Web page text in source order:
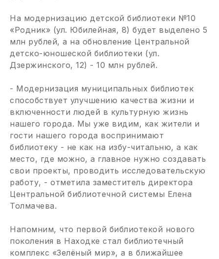
На модернизацию детской библиотеки №10
«Родник» (ул. Юбилейная, 8) будет выделено 5
млн рублей, а на обновление Центральной
детско-юношеской библиотеки (ул.
Дзержинского, 12) - 10 млн рублей.
- Модернизация муниципальных библиотек
способствует улучшению качества жизни и
включенности людей в культурную жизнь
нашего города. Мы уже видим, как жители и
гости нашего города воспринимают
библиотеку - не как на избу-читальню, а как
место, где можно, а главное нужно создавать
свои проекты, проводить исследовательскую
работу, - отметила заместитель директора
Центральной библиотечной системы Елена
Толмачева.
Напомним, что первой библиотекой нового
поколения в Находке стал библиотечный
комплекс «Зелёный мир», а в ближайшее